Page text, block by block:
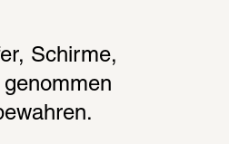
Schirme,